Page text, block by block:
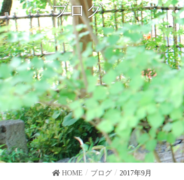
ブログ
HOME ブログ 2017年9月